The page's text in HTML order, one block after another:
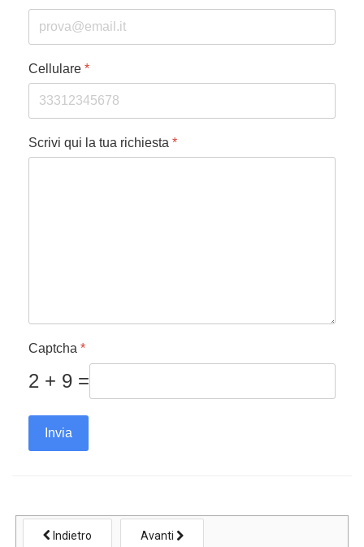
Cellulare *
Scrivi qui la tua richiesta *
Captcha *
2 + 9 =
Invia
Indietro Avanti